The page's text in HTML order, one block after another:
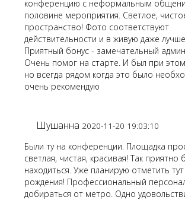
конференцию с неформальным
половине мероприятия. Светлое,
пространство! Фото соответствуют
действительности и в живую даже
Приятный бонус - замечательный
Очень помог на старте. И был при
но всегда рядом когда это было
очень рекомендую
Шушанна 2020-11-20 19:03:10
Были ту на конференции. Площадка
светлая, чистая, красивая! Так приятно
находиться. Уже планирую отметить
рождения! Профессиональный
добираться от метро. Одно